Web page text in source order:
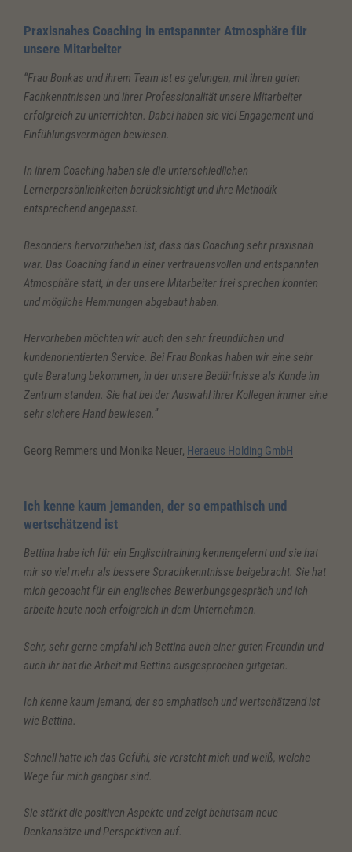
Praxisnahes Coaching in entspannter Atmosphäre für
unsere Mitarbeiter
“Frau Bonkas und ihrem Team ist es gelungen, mit ihren guten
Fachkenntnissen und ihrer Professionalität unsere Mitarbeiter
erfolgreich zu unterrichten. Dabei haben sie viel Engagement und
Einfühlungsvermögen bewiesen.
In ihrem Coaching haben sie die unterschiedlichen
Lernerpersönlichkeiten berücksichtigt und ihre Methodik
entsprechend angepasst.
Besonders hervorzuheben ist, dass das Coaching sehr praxisnah
war. Das Coaching fand in einer vertrauensvollen und entspannten
Atmosphäre statt, in der unsere Mitarbeiter frei sprechen konnten
und mögliche Hemmungen abgebaut haben.
Hervorheben möchten wir auch den sehr freundlichen und
kundenorientierten Service. Bei Frau Bonkas haben wir eine sehr
gute Beratung bekommen, in der unsere Bedürfnisse als Kunde im
Zentrum standen. Sie hat bei der Auswahl ihrer Kollegen immer eine
sehr sichere Hand bewiesen.”
Georg Remmers und Monika Neuer, Heraeus Holding GmbH
Ich kenne kaum jemanden, der so empathisch und
wertschätzend ist
Bettina habe ich für ein Englischtraining kennengelernt und sie hat
mir so viel mehr als bessere Sprachkenntnisse beigebracht. Sie hat
mich gecoacht für ein englisches Bewerbungsgespräch und ich
arbeite heute noch erfolgreich in dem Unternehmen.
Sehr, sehr gerne empfahl ich Bettina auch einer guten Freundin und
auch ihr hat die Arbeit mit Bettina ausgesprochen gutgetan.
Ich kenne kaum jemand, der so emphatisch und wertschätzend ist
wie Bettina.
Schnell hatte ich das Gefühl, sie versteht mich und weiß, welche
Wege für mich gangbar sind.
Sie stärkt die positiven Aspekte und zeigt behutsam neue
Denkansätze und Perspektiven auf.